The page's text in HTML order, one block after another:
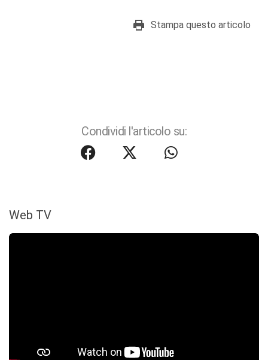
Stampa questo articolo
Condividi l'articolo su:
Web TV